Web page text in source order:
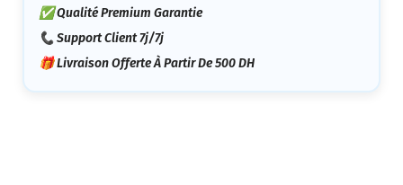
✅ Qualité Premium Garantie
📞 Support Client 7j/7j
🎁 Livraison Offerte À Partir De 500 DH